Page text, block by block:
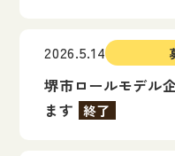
2026.5.14
堺市ロールモデル
ます 終了